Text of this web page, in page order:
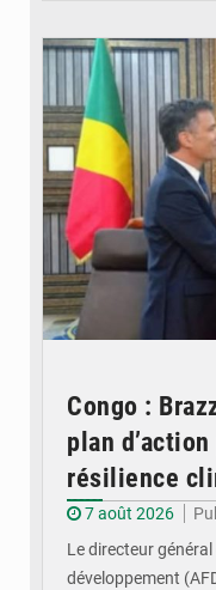
Congo :
plan
résilience
7 août 2026
Le directeur
développement